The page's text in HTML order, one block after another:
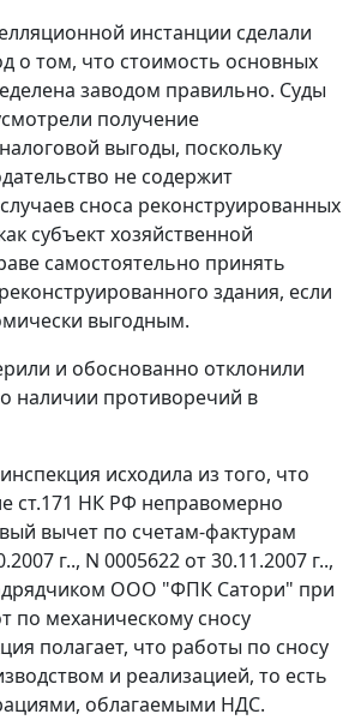
инстанции сделали
о том, что стоимость основных
заводом правильно. Суды
получение
выгоды, поскольку
не содержит
сноса реконструированных
субъект хозяйственной
самостоятельно принять
здания, если
выгодным.
и обоснованно отклонили
наличии противоречий в
исходила из того, что
ст.171 НК РФ неправомерно
вычет по счетам-фактурам
г.., N 0005622 от 30.11.2007 г..,
ООО "ФПК Сатори" при
по механическому сносу
полагает, что работы по сносу
и реализацией, то есть
облагаемыми НДС.